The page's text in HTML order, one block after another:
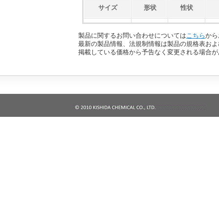
サイズ 形状 性状
製品に関するお問い合わせについては こちらか
最新の製品情報、法規制情報は製品の規格表お
掲載している価格から予告なく変更される場合